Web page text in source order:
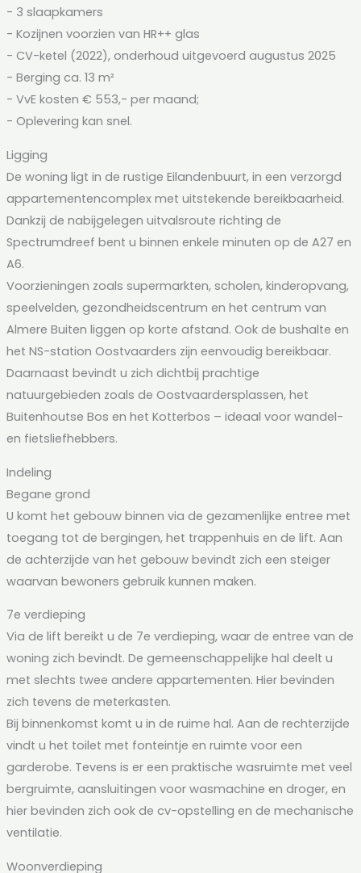
- 3 slaapkamers
- Kozijnen voorzien van HR++ glas
- CV-ketel (2022), onderhoud uitgevoerd augustus 2025
- Berging ca. 13 m²
- VvE kosten € 553,- per maand;
- Oplevering kan snel.
Ligging
De woning ligt in de rustige Eilandenbuurt, in een verzorgd
appartementencomplex met uitstekende bereikbaarheid.
Dankzij de nabijgelegen uitvalsroute richting de
Spectrumdreef bent u binnen enkele minuten op de A27 en
A6.
Voorzieningen zoals supermarkten, scholen, kinderopvang,
speelvelden, gezondheidscentrum en het centrum van
Almere Buiten liggen op korte afstand. Ook de bushalte en
het NS-station Oostvaarders zijn eenvoudig bereikbaar.
Daarnaast bevindt u zich dichtbij prachtige
natuurgebieden zoals de Oostvaardersplassen, het
Buitenhoutse Bos en het Kotterbos – ideaal voor wandel-
en fietsliefhebbers.
Indeling
Begane grond
U komt het gebouw binnen via de gezamenlijke entree met
toegang tot de bergingen, het trappenhuis en de lift. Aan
de achterzijde van het gebouw bevindt zich een steiger
waarvan bewoners gebruik kunnen maken.
7e verdieping
Via de lift bereikt u de 7e verdieping, waar de entree van de
woning zich bevindt. De gemeenschappelijke hal deelt u
met slechts twee andere appartementen. Hier bevinden
zich tevens de meterkasten.
Bij binnenkomst komt u in de ruime hal. Aan de rechterzijde
vindt u het toilet met fonteintje en ruimte voor een
garderobe. Tevens is er een praktische wasruimte met veel
bergruimte, aansluitingen voor wasmachine en droger, en
hier bevinden zich ook de cv-opstelling en de mechanische
ventilatie.
Woonverdieping